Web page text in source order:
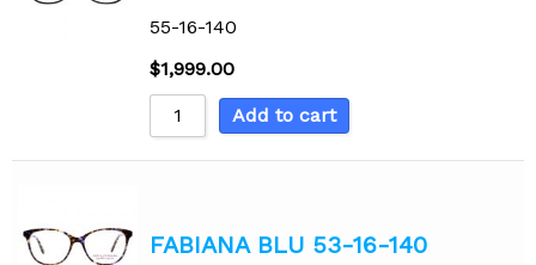
55-16-140
$1,999.00
Add to cart
FABIANA BLU 53-16-140